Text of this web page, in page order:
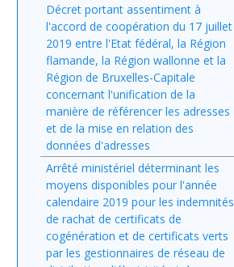
Décret portant assentiment à
l'accord de coopération du 17 juillet
2019 entre l'Etat fédéral, la Région
flamande, la Région wallonne et la
Région de Bruxelles-Capitale
concernant l'unification de la
manière de référencer les adresses
et de la mise en relation des
données d'adresses
Arrêté ministériel déterminant les
moyens disponibles pour l'année
calendaire 2019 pour les indemnités
de rachat de certificats de
cogénération et de certificats verts
par les gestionnaires de réseau de